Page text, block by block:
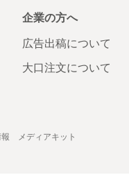
企業の方へ
広告出稿について
大口注文について
メディアキット